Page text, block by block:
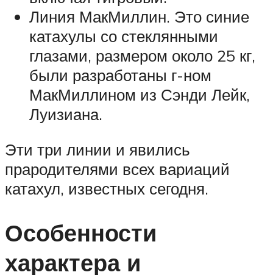
Линия МакМиллин. Это синие
катахулы со стеклянными
глазами, размером около 25 кг,
были разработаны г-ном
МакМиллином из Сэнди Лейк,
Луизиана.
Эти три линии и явились
прародителями всех вариаций
катахул, известных сегодня.
Особенности
характера и